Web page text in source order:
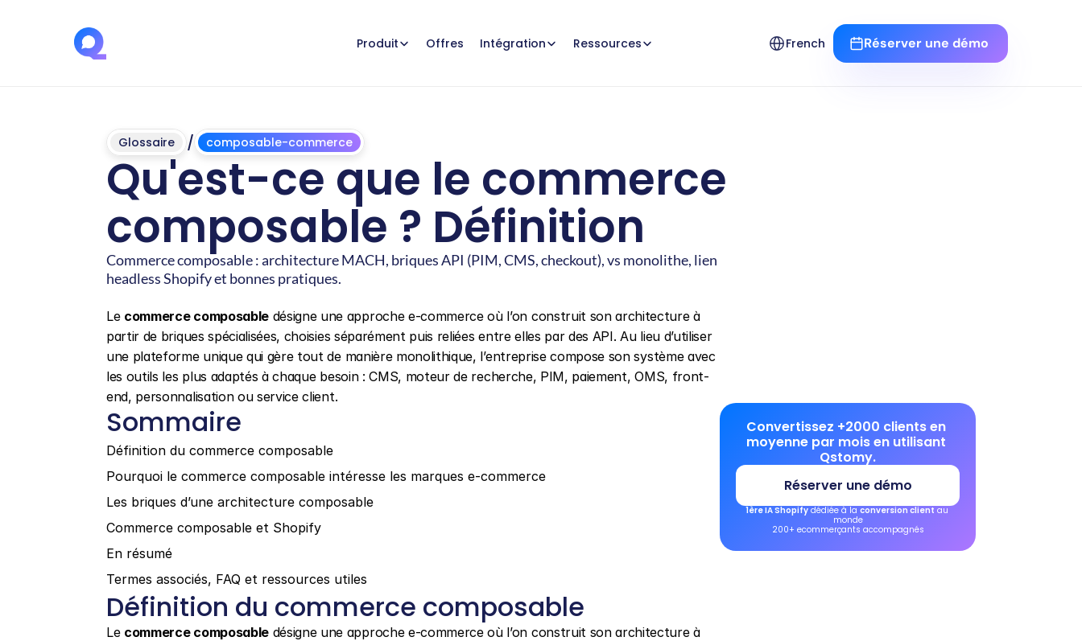
Glossaire / composable-commerce
Qu'est-ce que le commerce
composable ? Définition
Commerce composable : architecture MACH, briques API (PIM, CMS, checkout), vs monolithe, lien
headless Shopify et bonnes pratiques.
Le commerce composable désigne une approche e-commerce où l’on construit son architecture à
partir de briques spécialisées, choisies séparément puis reliées entre elles par des API. Au lieu d’utiliser
une plateforme unique qui gère tout de manière monolithique, l’entreprise compose son système avec
les outils les plus adaptés à chaque besoin : CMS, moteur de recherche, PIM, paiement, OMS, front-
end, personnalisation ou service client.
Sommaire
Définition du commerce composable
Pourquoi le commerce composable intéresse les marques e-commerce
Les briques d’une architecture composable
Commerce composable et Shopify
En résumé
Termes associés, FAQ et ressources utiles
Définition du commerce composable
Le commerce composable désigne une approche e-commerce où l’on construit son architecture à
Convertissez +2000 clients en
moyenne par mois en utilisant
Qstomy.
Réserver une démo
1ère IA Shopify dédiée à la conversion client au
monde
200+ ecommerçants accompagnés
Produit Offres Intégration Ressources
Select Language
French Réserver une démo